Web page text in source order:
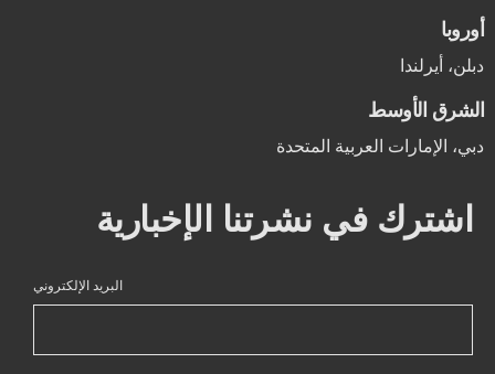
أوروبا
دبلن، أيرلندا
الشرق الأوسط
دبي، الإمارات العربية المتحدة
اشترك في نشرتنا الإخبارية
البريد الإلكتروني